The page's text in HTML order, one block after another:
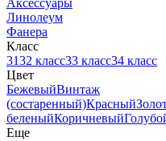
Аксессуары
Линолеум
Фанера
Класс
3132 класс33 класс34 класс
Цвет
БежевыйВинтаж
(состаренный)Красный
беленыйКоричневый
Еще